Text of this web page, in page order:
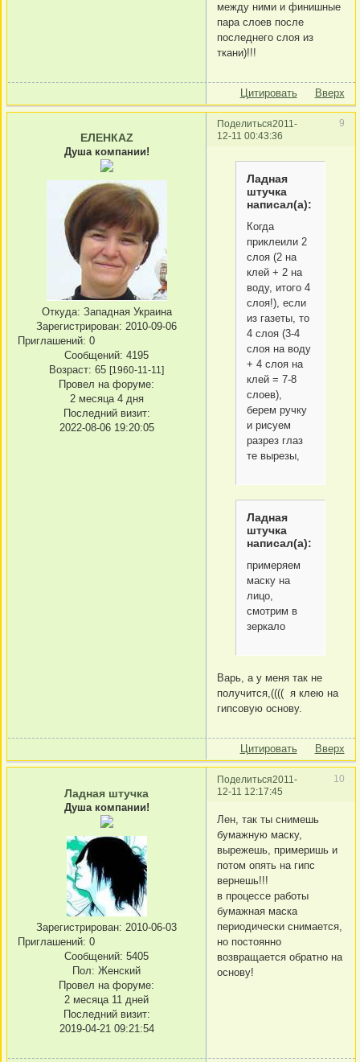
между ними и финишные
пара слоев после
последнего слоя из
ткани)!!!
Цитировать Вверх
Поделиться 9
2011-
12-11 00:43:36
ЕЛЕНКАZ
Душа компании!
Откуда: Западная Украина
Зарегистрирован: 2010-09-06
Приглашений: 0
Сообщений: 4195
Возраст: 65 [1960-11-11]
Провел на форуме:
2 месяца 4 дня
Последний визит:
2022-08-06 19:20:05
Ладная
штучка
написал(а):
Когда
приклеили 2
слоя (2 на
клей + 2 на
воду, итого 4
слоя!), если
из газеты, то
4 слоя (3-4
слоя на воду
+ 4 слоя на
клей = 7-8
слоев),
берем ручку
и рисуем
разрез глаз
те вырезы,
Ладная
штучка
написал(а):
примеряем
маску на
лицо,
смотрим в
зеркало
Варь, а у меня так не
получится,(((( я клею на
гипсовую основу.
Цитировать Вверх
Поделиться 10
2011-
12-11 12:17:45
Ладная штучка
Душа компании!
Зарегистрирован: 2010-06-03
Приглашений: 0
Сообщений: 5405
Пол: Женский
Провел на форуме:
2 месяца 11 дней
Последний визит:
2019-04-21 09:21:54
Лен, так ты снимешь
бумажную маску,
вырежешь, примеришь и
потом опять на гипс
вернешь!!!
в процессе работы
бумажная маска
периодически снимается,
но постоянно
возвращается обратно на
основу!